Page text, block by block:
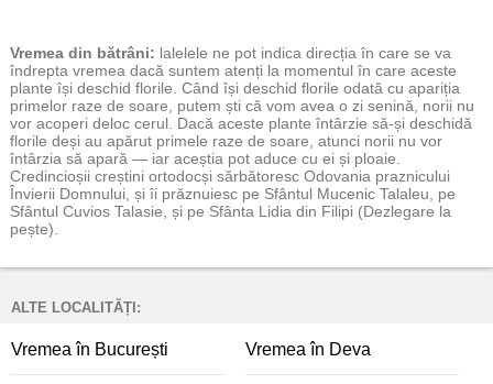
Vremea din bătrâni: lalelele ne pot indica direcția în care se va
îndrepta vremea dacă suntem atenți la momentul în care aceste
plante își deschid florile. Când își deschid florile odată cu apariția
primelor raze de soare, putem ști că vom avea o zi senină, norii nu
vor acoperi deloc cerul. Dacă aceste plante întârzie să-și deschidă
florile deși au apărut primele raze de soare, atunci norii nu vor
întârzia să apară — iar aceștia pot aduce cu ei și ploaie.
Credincioșii creștini ortodocși sărbătoresc Odovania praznicului
Învierii Domnului, și îi prăznuiesc pe Sfântul Mucenic Talaleu, pe
Sfântul Cuvios Talasie, și pe Sfânta Lidia din Filipi (Dezlegare la
pește).
ALTE LOCALITĂȚI:
Vremea în București Vremea în Deva